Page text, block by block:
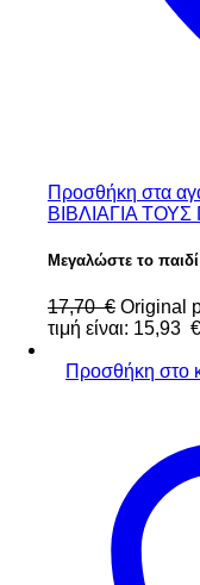
Προσθήκη στα
ΒΙΒΛΙΑΓΙΑ ΤΟΥΣ
Μεγαλώστε το
17,70 € Original
τιμή είναι: 15,93
Προσθήκη στο